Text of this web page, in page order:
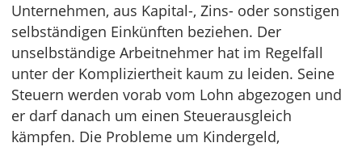
Unternehmen, aus Kapital-, Zins- oder sonstigen
selbständigen Einkünften beziehen. Der
unselbständige Arbeitnehmer hat im Regelfall
unter der Kompliziertheit kaum zu leiden. Seine
Steuern werden vorab vom Lohn abgezogen und
er darf danach um einen Steuerausgleich
kämpfen. Die Probleme um Kindergeld,